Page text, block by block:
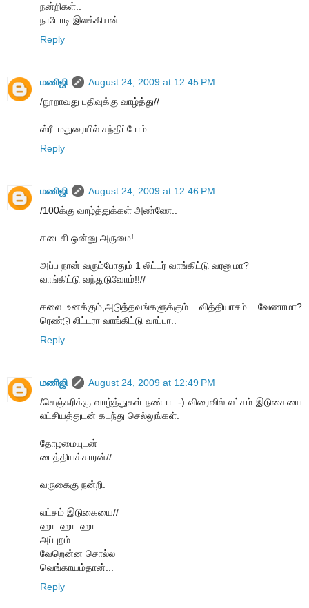
நன்றிகள்..
நாடோடி இலக்கியன்..
Reply
மணிஜி
August 24, 2009 at 12:45 PM
/நூறாவது பதிவுக்கு வாழ்த்து//
ஸ்ரீ..மதுரையில் சந்திப்போம்
Reply
மணிஜி
August 24, 2009 at 12:46 PM
/100க்கு வாழ்த்துக்கள் அண்ணே..
கடைசி ஒன்னு அருமை!
அப்ப நான் வரும்போதும் 1 லிட்டர் வாங்கிட்டு வரனுமா?
வாங்கிட்டு வந்துடுவோம்!!//
கலை..உனக்கும்,அடுத்தவங்களுக்கும் வித்தியாசம் வேணாமா?
ரெண்டு லிட்டரா வாங்கிட்டு வாப்பா..
Reply
மணிஜி
August 24, 2009 at 12:49 PM
/செஞ்சுரிக்கு வாழ்த்துகள் நண்பா :-) விரைவில் லட்சம் இடுகையை
லட்சியத்துடன் கடந்து செல்லுங்கள்.
தோழமையுடன்
பைத்தியக்காரன்//
வருகைகு நன்றி.
லட்சம் இடுகையை//
ஹா..ஹா..ஹா...
அப்புறம்
வேறென்ன சொல்ல
வெங்காயம்தான்...
Reply